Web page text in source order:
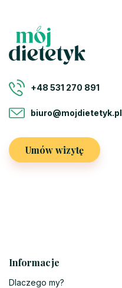
+48 531 270 891
biuro@mojdietetyk.pl
Umów wizytę
Informacje
Dlaczego my?